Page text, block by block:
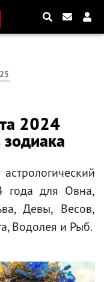
2024
года для Овна,
Девы, Весов,
Водолея и Рыб.